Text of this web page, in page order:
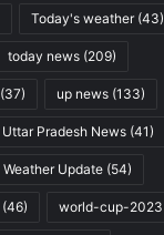
Today's weather(43)
today news (209)
(37) up news (133)
Uttar Pradesh News (41)
Weather Update (54)
(46) world-cup-2023